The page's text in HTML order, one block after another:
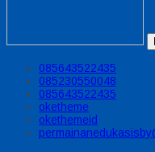
085643522435
085230550048
085643522435
oketheme
okethemeid